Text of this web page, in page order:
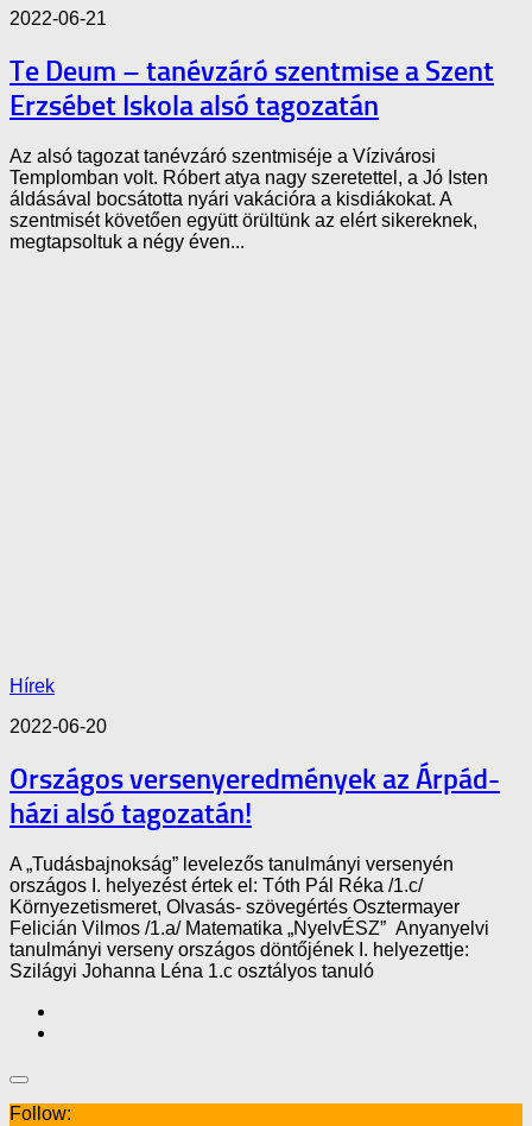
2022-06-21
Te Deum – tanévzáró szentmise a Szent
Erzsébet Iskola alsó tagozatán
Az alsó tagozat tanévzáró szentmiséje a Vízivárosi
Templomban volt. Róbert atya nagy szeretettel, a Jó Isten
áldásával bocsátotta nyári vakációra a kisdiákokat. A
szentmisét követően együtt örültünk az elért sikereknek,
megtapsoltuk a négy éven...
Hírek
2022-06-20
Országos versenyeredmények az Árpád-
házi alsó tagozatán!
A „Tudásbajnokság” levelezős tanulmányi versenyén
országos I. helyezést értek el: Tóth Pál Réka /1.c/
Környezetismeret, Olvasás- szövegértés Osztermayer
Felicián Vilmos /1.a/ Matematika „NyelvÉSZ” Anyanyelvi
tanulmányi verseny országos döntőjének I. helyezettje:
Szilágyi Johanna Léna 1.c osztályos tanuló
Follow: